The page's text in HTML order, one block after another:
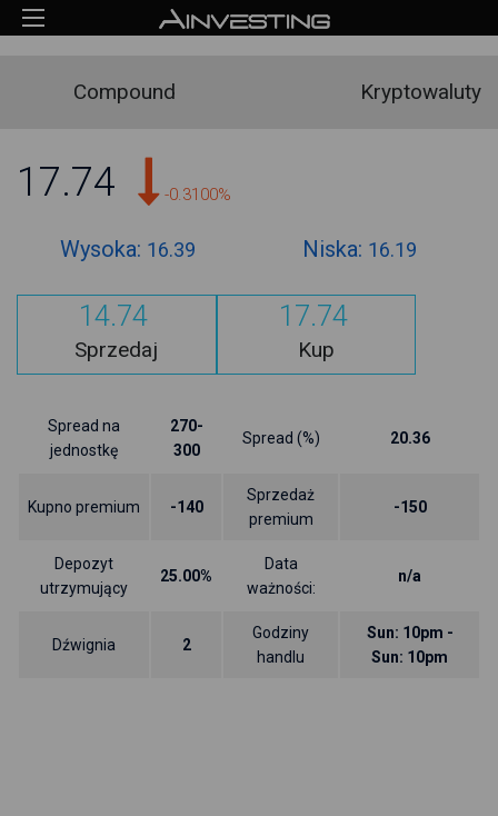
Compound Kryptowaluty
17.74 -0.3100%
Wysoka: 16.39 Niska: 16.19
14.74
Sprzedaj
17.74
Kup
Spread na
jednostkę
270-
300
Spread (%) 20.36
Kupno premium -140
Sprzedaż
premium
-150
Depozyt
utrzymujący
25.00%
Data
ważności:
n/a
Dźwignia 2
Godziny
handlu
Sun: 10pm -
Sun: 10pm